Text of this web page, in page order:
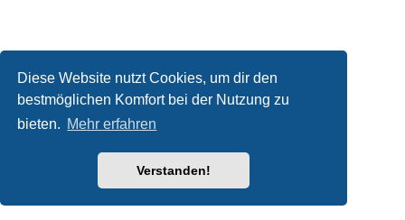
Diese Website nutzt Cookies, um dir den
bestmöglichen Komfort bei der Nutzung zu
bieten. Mehr erfahren
Verstanden!